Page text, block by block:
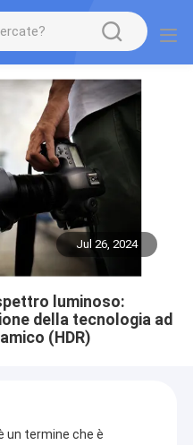
Jul 26, 2024
luminoso:
della tecnologia ad
(HDR)
un termine che è